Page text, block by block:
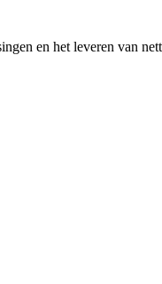
en het leveren van